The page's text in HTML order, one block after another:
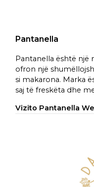
Pantanella
Pantanella është një
ofron një
si makarona. Marka
saj të freskëta dhe
Vizito Pantanella